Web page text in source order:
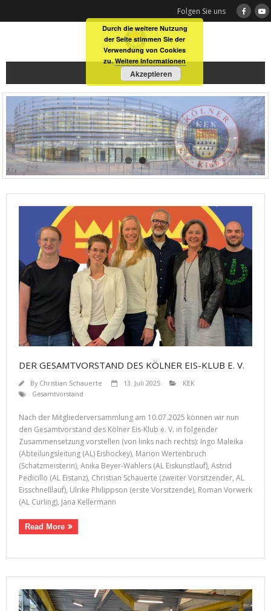
Folgen Sie uns
DER GESAMTVORSTAND DES KÖLNER EIS-KLUB E. V.
By Christian Schauerte 13. Juli 2025
KEK
Gesamtvorstand
Nach der Mitgliederversammlung am 10.07.2025 können wir nun
den Gesamtvorstand des Kölner Eis-Klub e. V. in folgender
Zusammensetzung vorstellen (von links nach rechts): Ingo Maleika
(Abteilungsleitung (AL) Eishockey), Marion Wertenbruch
(Schatzmeisterin), Anika Beyer-Wahlers (AL Eiskunstlauf), Astrid
Pedicillo (AL Eistanz), Christian Schauerte (zweiter Vorsitzender, AL
Eisschnelllauf), Ulrike Philippson (erste Vorsitzende), Roman Vorwerk
(AL Curling), Jana Kellermann
Read More
Durch die weitere Nutzung
der Seite stimmen Sie der
Verwendung von Cookies
zu.Weitere Informationen
Akzeptieren